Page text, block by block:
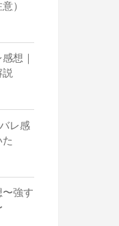
）
想｜
説
レ感
〜強す